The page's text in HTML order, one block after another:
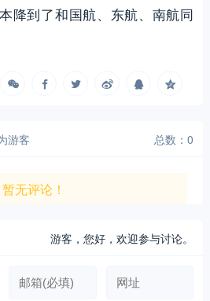
降到了和国航、东航、南航同
游客 总数：0
暂无评论！
游客，您好，欢迎参与讨论。